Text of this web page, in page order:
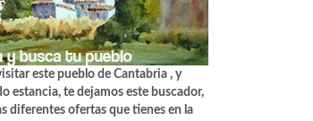
este pueblo de Cantabria , y
estancia, te dejamos este buscador,
diferentes ofertas que tienes en la